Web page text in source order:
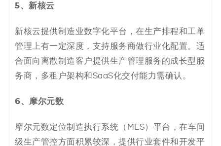
5、 新核云
新核云提供制造业数字化平台，在生产排程和工单
管理上有一定深度，支持服务商做行业化配置。适
合面向离散制造客户提供生产管理服务的成长型服
务商，多租户架构和SaaS化交付能力需确认。
6、 摩尔元数
摩尔元数定位制造执行系统（MES）平台，在车间
级生产管控方面积累较深，提供行业套件和开发平